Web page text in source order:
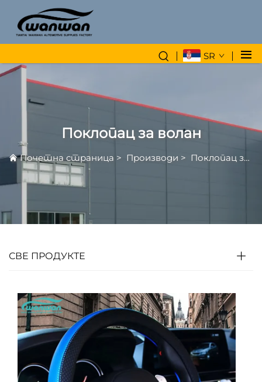
SR
Поклопац за волан
Почетна страница > Производи > Поклопац за волан
СВЕ ПРОДУКТЕ